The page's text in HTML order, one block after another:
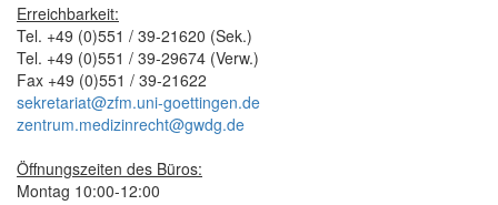
Erreichbarkeit:
Tel. +49 (0)551 / 39-21620 (Sek.)
Tel. +49 (0)551 / 39-29674 (Verw.)
Fax +49 (0)551 / 39-21622
sekretariat@zfm.uni-goettingen.de
zentrum.medizinrecht@gwdg.de
Öffnungszeiten des Büros:
Montag 10:00-12:00